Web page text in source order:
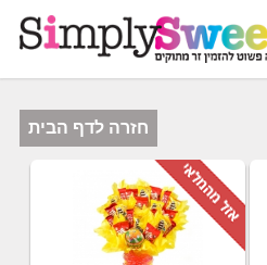
חזרה לדף הבית